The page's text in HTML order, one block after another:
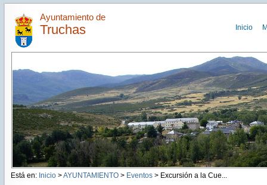
Ayuntamiento de
Truchas Inicio
Está en: Inicio >AYUNTAMIENTO> Eventos> Excursión a la Cue...